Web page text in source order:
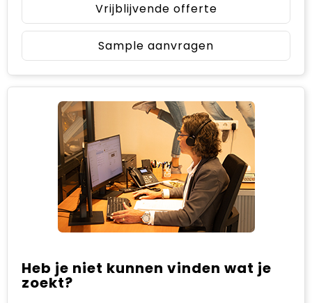
Vrijblijvende offerte
Sample aanvragen
Heb je niet kunnen vinden wat je
zoekt?